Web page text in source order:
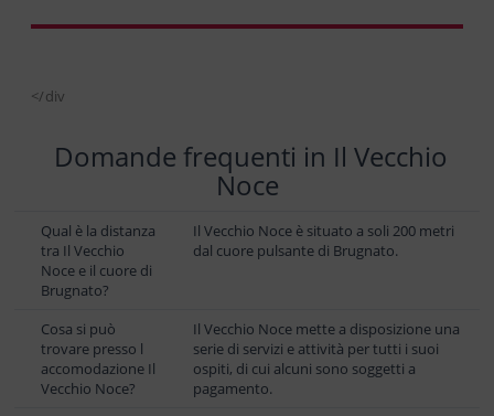
</div
Domande frequenti in Il Vecchio
Noce
Qual è la distanza
tra Il Vecchio
Noce e il cuore di
Brugnato?
Il Vecchio Noce è situato a soli 200 metri
dal cuore pulsante di Brugnato.
Cosa si può
trovare presso l
accomodazione Il
Vecchio Noce?
Il Vecchio Noce mette a disposizione una
serie di servizi e attività per tutti i suoi
ospiti, di cui alcuni sono soggetti a
pagamento.